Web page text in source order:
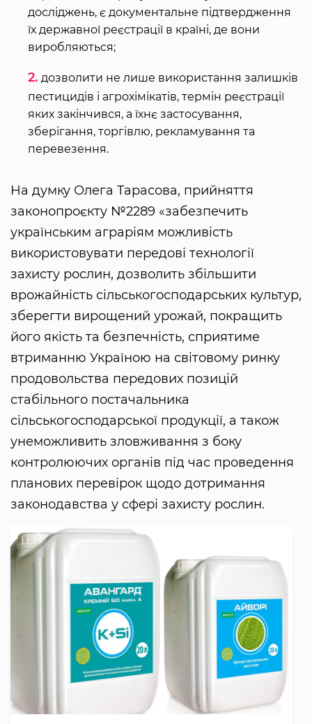
досліджень, є документальне підтвердження
їх державної реєстрації в країні, де вони
виробляються;
дозволити не лише використання залишків
пестицидів і агрохімікатів, термін реєстрації
яких закінчився, а їхнє застосування,
зберігання, торгівлю, рекламування та
перевезення.
На думку Олега Тарасова, прийняття
законопроєкту №2289 «забезпечить
українським аграріям можливість
використовувати передові технології
захисту рослин, дозволить збільшити
врожайність сільськогосподарських культур,
зберегти вирощений урожай, покращить
його якість та безпечність, сприятиме
втриманню Україною на світовому ринку
продовольства передових позицій
стабільного постачальника
сільськогосподарської продукції, а також
унеможливить зловживання з боку
контролюючих органів під час проведення
планових перевірок щодо дотримання
законодавства у сфері захисту рослин.